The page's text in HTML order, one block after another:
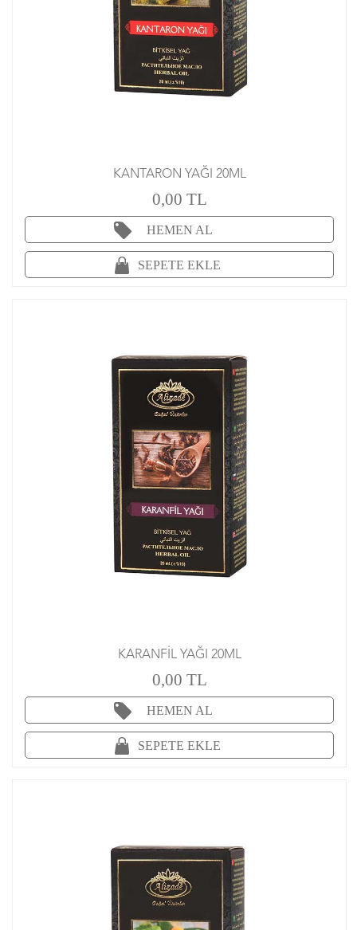
KANTARON YAĞI 20ML
0,00 TL
HEMEN AL
SEPETE EKLE
KARANFİL YAĞI 20ML
0,00 TL
HEMEN AL
SEPETE EKLE